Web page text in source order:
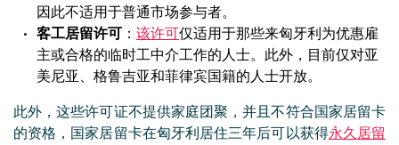
因此不适用于普通市场参与者。
客工居留许可 ： 该许可仅适用于那些来匈牙利为优惠雇
主或合格的临时工中介工作的人士。此外，目前仅对亚
美尼亚、格鲁吉亚和菲律宾国籍的人士开放。
此外，这些许可证不提供家庭团聚，并且不符合国家居留卡
的资格，国家居留卡在匈牙利居住三年后可以获得永久居留